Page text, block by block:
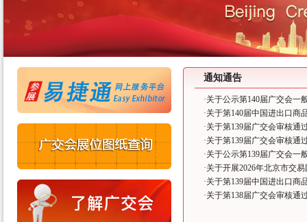
通知通告
·关于公示第140届广交会一
·关于第140届中国进出口商
·关于第139届广交会审核通
·关于第139届广交会审核通
·关于公示第139届广交会一
·关于开展2026年北京市交
·关于第139届中国进出口商
·关于第138届广交会审核通